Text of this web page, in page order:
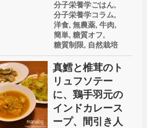
分子栄養学ごはん,
分子栄養学コラム,
洋食, 無農薬, 牛肉,
簡単, 糖質オフ,
糖質制限, 自然栽培
真鱈と椎茸のト
リュフソテー
に、鶏手羽元の
インドカレース
ープ、間引き人